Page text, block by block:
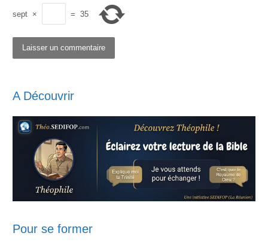
sept × = 35
A Découvrir
Pour se former